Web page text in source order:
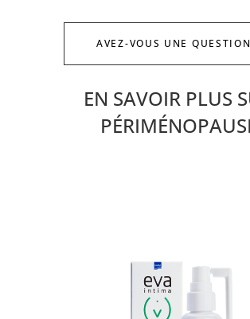
AVEZ-VOUS UNE
EN SAVOIR PLUS